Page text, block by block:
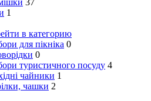
37
1
в категорию
для пікніка 0
0
туристичного посуду 4
чайники 1
чашки 2